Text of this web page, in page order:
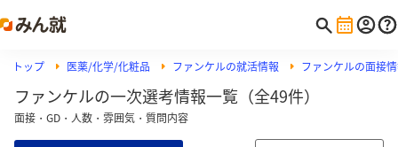
トップ 医薬/化学/化粧品 ファンケルの就活情報 ファンケルの面接
ファンケルの一次選考情報一覧（全49件）
面接・GD・人数・雰囲気・質問内容